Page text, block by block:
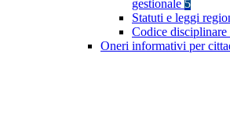
gestionale 5
Statuti e leggi
Codice disciplinare
Oneri informativi per